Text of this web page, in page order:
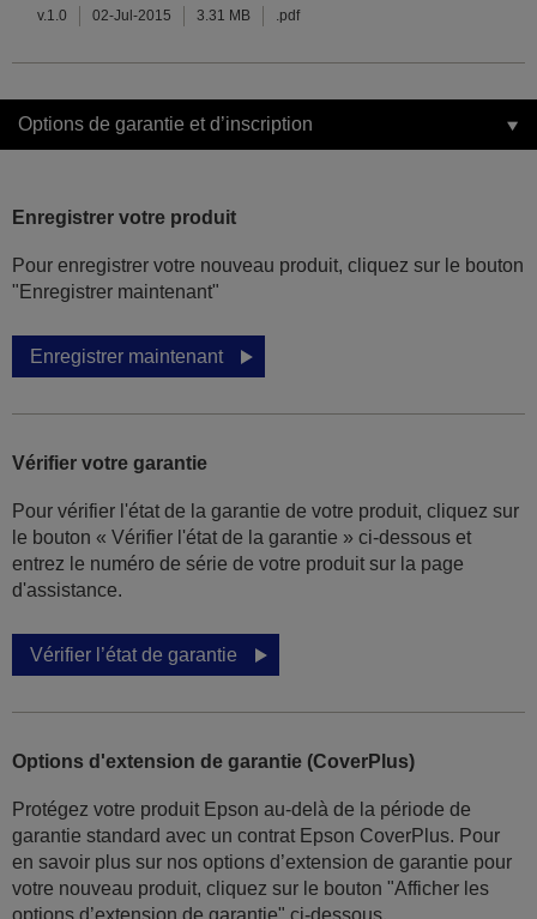
v.1.0 02-Jul-2015 3.31 MB .pdf
Options de garantie et d’inscription
Enregistrer votre produit
Pour enregistrer votre nouveau produit, cliquez sur le bouton
"Enregistrer maintenant"
Enregistrer maintenant
Vérifier votre garantie
Pour vérifier l'état de la garantie de votre produit, cliquez sur
le bouton « Vérifier l'état de la garantie » ci-dessous et
entrez le numéro de série de votre produit sur la page
d'assistance.
Vérifier l’état de garantie
Options d'extension de garantie (CoverPlus)
Protégez votre produit Epson au-delà de la période de
garantie standard avec un contrat Epson CoverPlus. Pour
en savoir plus sur nos options d’extension de garantie pour
votre nouveau produit, cliquez sur le bouton "Afficher les